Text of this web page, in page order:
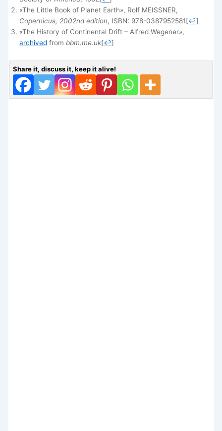
«The Little Book of Planet Earth», Rolf MEISSNER,
Copernicus, 2002nd edition, ISBN: 978-0387952581[↩]
«The History of Continental Drift – Alfred Wegener»,
archived frombbm.me.uk[↩]
Share it, discuss it, keep it alive!